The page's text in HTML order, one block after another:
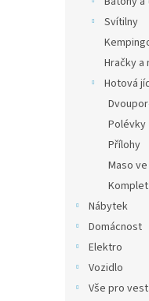
Svítilny
Hračky a
Hotová
Polévky
Přílohy
Maso
Nábytek
Domácnost
Elektro
Vozidlo
Vše pro